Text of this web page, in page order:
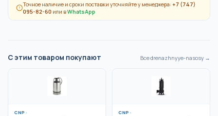
Точное наличие и сроки поставки уточняйте у менеджера:+7 (747)
095-82-60 или вWhatsApp
С этим товаром покупают Всеdrenazhnyye-nasosy →
CNP · CNP ·